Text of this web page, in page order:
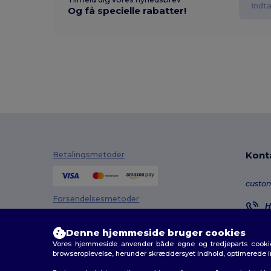
Og få specielle rabatter!
Betalingsmetoder
Forsendelsesmetoder
Denne hjemmeside bruger cookies
Vores hjemmeside anvender både egne og tredjeparts
browseroplevelse, herunder skræddersyet indhold, optimerede